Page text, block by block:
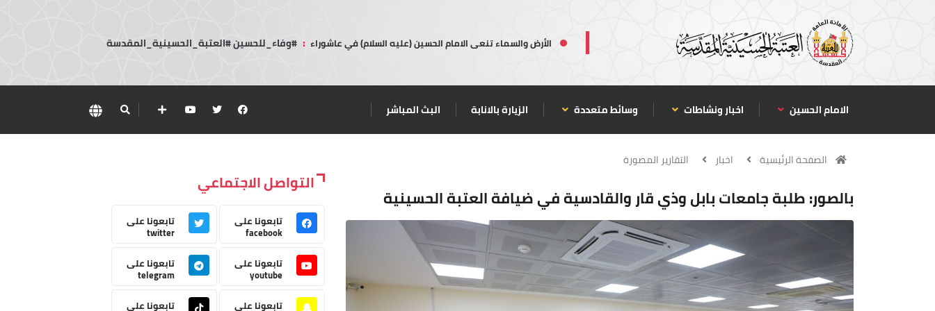
الأرض والسماء تنعى الامام الحسين (عليه السلام) في عاشوراء : #وفاء_للحسين #العتبة_الحسينية_المقدسة
الامام الحسين اخبار ونشاطات وسائط متعددة الزيارة بالانابة البث المباشر
الصفحة الرئيسية اخبار التقارير المصورة
بالصور: طلبة جامعات بابل وذي قار والقادسية في ضيافة العتبة الحسينية
التواصل الاجتماعي
تابعونا على
facebook
تابعونا على
twitter
تابعونا على
youtube
تابعونا على
telegram
تابعونا على
تابعونا على